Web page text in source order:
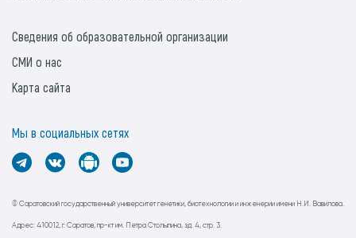
© Саратовский государственный университет генетики, биотехнологии и инженерии имени Н.И. Вавилова.
Адрес: 410012, г. Саратов, пр-кт им. Петра Столыпина, зд. 4, стр. 3.
Сведения об образовательной организации
СМИ о нас
Карта сайта
Мы в социальных сетях